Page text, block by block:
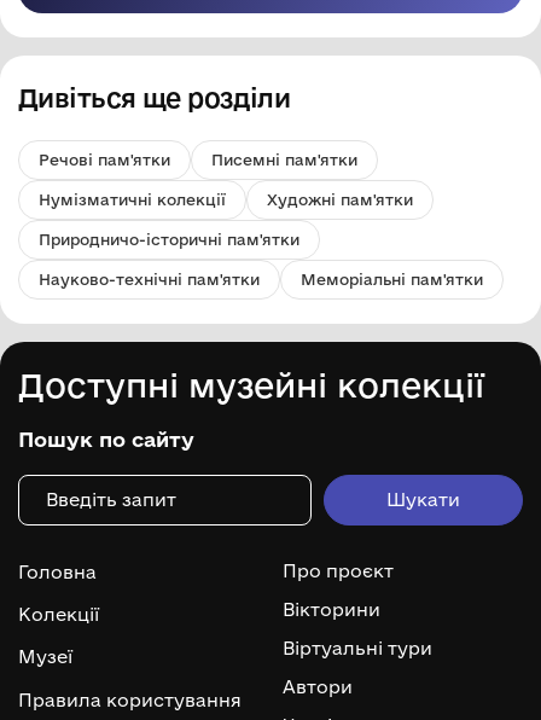
Дивіться ще розділи
Речові пам'ятки Писемні пам'ятки
Нумізматичні колекції Художні пам'ятки
Природничо-історичні пам'ятки
Науково-технічні пам'ятки Меморіальні пам'ятки
Доступні музейні колекції
Пошук по сайту
Головна
Колекції
Музеї
Правила користування
Про проєкт
Вікторини
Віртуальні тури
Автори